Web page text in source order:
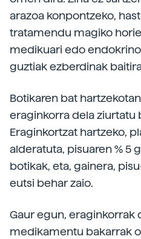
arazoa konpontzeko,
tratamendu magiko
medikuari edo
guztiak ezberdinak
Botikaren bat
eraginkorra dela ziurtatu
Eraginkortzat hartzeko,
alderatuta, pisuaren % 5
botikak, eta, gainera,
eutsi behar zaio.
Gaur egun, eraginkorrak
medikamentu bakarrak